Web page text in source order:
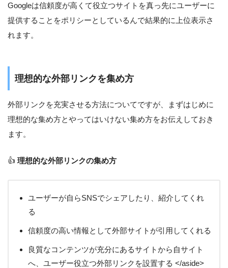
Googleは信頼度が高くて役立つサイトを真っ先にユーザーに
提供することをポリシーとしているんで結果的に上位表示さ
れます。
理想的な外部リンクを集め方
外部リンクを充実させる方法についてですが、まずはじめに
理想的な集め方とやってはいけない集め方をお伝えしておき
ます。
👍 理想的な外部リンクの集め方
ユーザーが自らSNSでシェアしたり、紹介してくれ
る
信頼度の高い情報として外部サイトが引用してくれる
良質なコンテンツが充分にあるサイトから自サイト
へ、ユーザー役立つ外部リンクを設置する </aside>